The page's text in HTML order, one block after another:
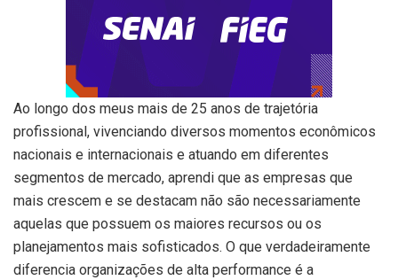
Ao longo dos meus mais de 25 anos de trajetória
profissional, vivenciando diversos momentos econômicos
nacionais e internacionais e atuando em diferentes
segmentos de mercado, aprendi que as empresas que
mais crescem e se destacam não são necessariamente
aquelas que possuem os maiores recursos ou os
planejamentos mais sofisticados. O que verdadeiramente
diferencia organizações de alta performance é a